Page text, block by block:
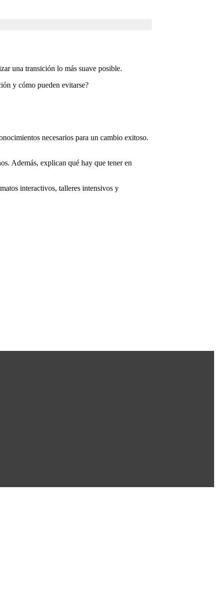
una transición lo más suave posible.
y cómo pueden evitarse?
necesarios para un cambio exitoso.
Además, explican qué hay que tener en
interactivos, talleres intensivos y